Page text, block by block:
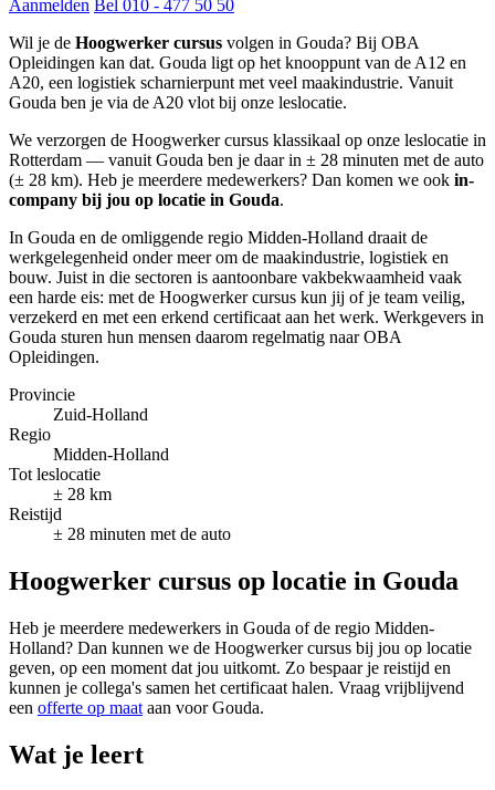
Aanmelden Bel 010 - 477 50 50
Wil je de Hoogwerker cursus volgen in Gouda? Bij OBA
Opleidingen kan dat. Gouda ligt op het knooppunt van de A12 en
A20, een logistiek scharnierpunt met veel maakindustrie. Vanuit
Gouda ben je via de A20 vlot bij onze leslocatie.
We verzorgen de Hoogwerker cursus klassikaal op onze leslocatie in
Rotterdam — vanuit Gouda ben je daar in ± 28 minuten met de auto
(± 28 km). Heb je meerdere medewerkers? Dan komen we ook in-
company bij jou op locatie in Gouda.
In Gouda en de omliggende regio Midden-Holland draait de
werkgelegenheid onder meer om de maakindustrie, logistiek en
bouw. Juist in die sectoren is aantoonbare vakbekwaamheid vaak
een harde eis: met de Hoogwerker cursus kun jij of je team veilig,
verzekerd en met een erkend certificaat aan het werk. Werkgevers in
Gouda sturen hun mensen daarom regelmatig naar OBA
Opleidingen.
Provincie
Zuid-Holland
Regio
Midden-Holland
Tot leslocatie
± 28 km
Reistijd
± 28 minuten met de auto
Hoogwerker cursus op locatie in Gouda
Heb je meerdere medewerkers in Gouda of de regio Midden-
Holland? Dan kunnen we de Hoogwerker cursus bij jou op locatie
geven, op een moment dat jou uitkomt. Zo bespaar je reistijd en
kunnen je collega's samen het certificaat halen. Vraag vrijblijvend
een offerte op maat aan voor Gouda.
Wat je leert